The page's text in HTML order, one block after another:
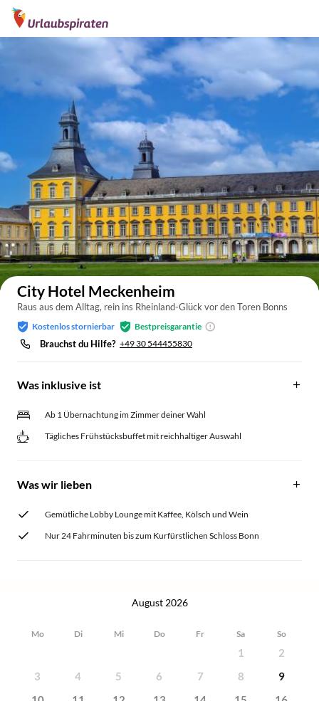
Auf der Karte anzeigen
City Hotel Meckenheim
Raus aus dem Alltag, rein ins Rheinland-Glück vor den Toren Bonns
Kostenlos stornierbar Bestpreisgarantie
Brauchst du Hilfe? +49 30 544455830
Was inklusive ist
Ab 1 Übernachtung im Zimmer deiner Wahl
Tägliches Frühstücksbuffet mit reichhaltiger Auswahl
Was wir lieben
Gemütliche Lobby Lounge mit Kaffee, Kölsch und Wein
Nur 24 Fahrminuten bis zum Kurfürstlichen Schloss Bonn
August 2026
Mo Di Mi Do Fr Sa So
1
2
3
4 5 6 7 8
9